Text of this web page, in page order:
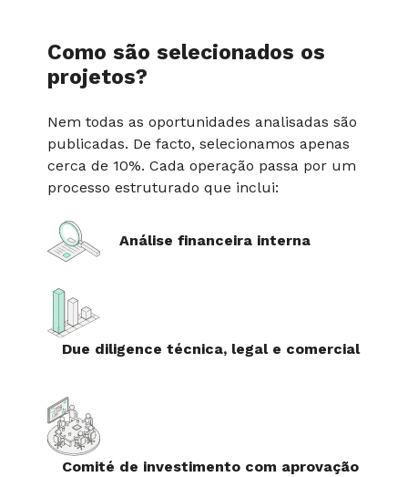
Como são selecionados os
projetos?
Nem todas as oportunidades analisadas são
publicadas. De facto, selecionamos apenas
cerca de 10%. Cada operação passa por um
processo estruturado que inclui:
Análise financeira interna
Due diligence técnica, legal e comercial
Comité de investimento com aprovação